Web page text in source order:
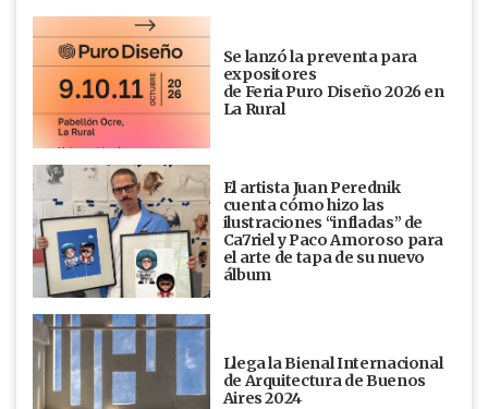
Se lanzó la preventa para
expositores
de Feria Puro Diseño 2026 en
La Rural
El artista Juan Perednik
cuenta cómo hizo las
ilustraciones “infladas” de
Ca7riel y Paco Amoroso para
el arte de tapa de su nuevo
álbum
Llega la Bienal Internacional
de Arquitectura de Buenos
Aires 2024